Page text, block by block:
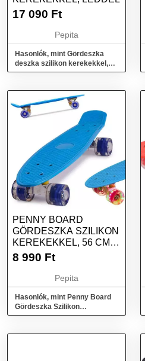
17 090 Ft
Pepita
Hasonlók, mint Gördeszka
deszka szilikon kerekekkel,
leddel
PENNY BOARD
GÖRDESZKA SZILIKON
KEREKEKKEL, 56 CM,
LED -FÉNY, VILÁ...
8 990 Ft
Pepita
Hasonlók, mint Penny Board
Gördeszka Szilikon
Kerekekkel, 56 Cm, Led -fény,